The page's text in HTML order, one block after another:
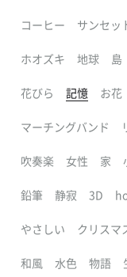
コーヒー サンセッ
ホオズキ 地球 島
花びら 記憶 お花
マーチングバンド
吹奏楽 女性 家
鉛筆 静寂 3D
やさしい クリスマ
和風 水色 物語